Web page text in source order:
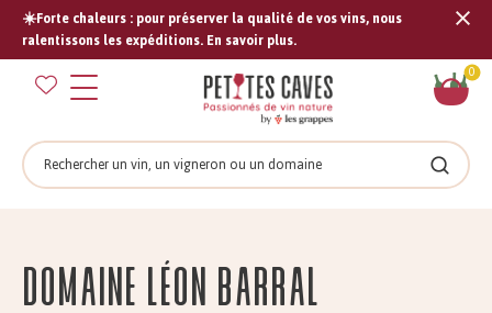
☀️Forte chaleurs : pour préserver la qualité de vos vins, nous
ralentissons les expéditions. En savoir plus.
0
Rechercher
Domaine Léon BARRAL